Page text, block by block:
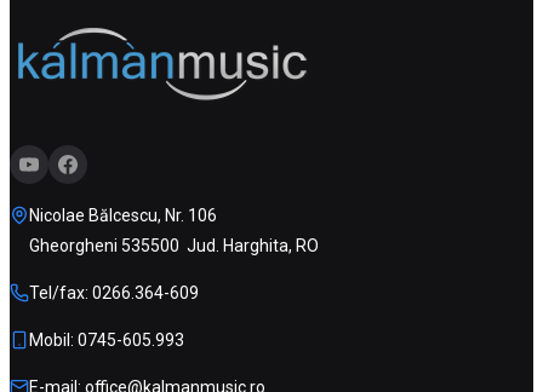
Nicolae Bălcescu, Nr. 106
Gheorgheni 535500 Jud. Harghita, RO
Tel/fax: 0266.364-609
Mobil: 0745-605.993
E-mail: office@kalmanmusic.ro